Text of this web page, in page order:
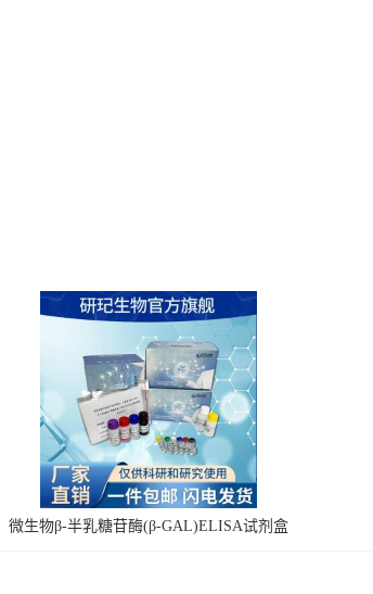
微生物β-半乳糖苷酶(β-GAL)ELISA试剂盒